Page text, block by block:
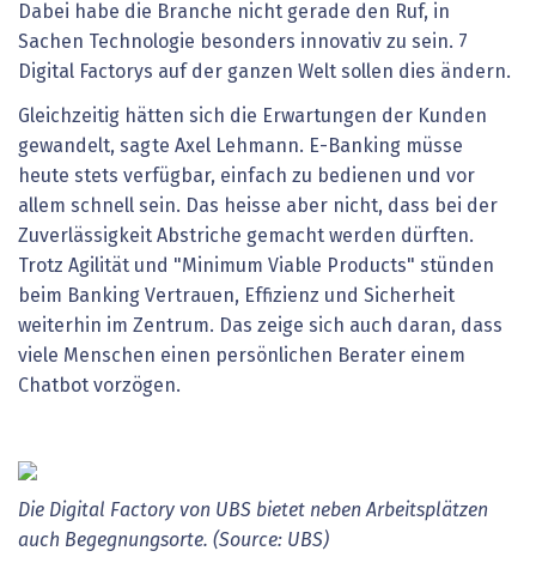
Dabei habe die Branche nicht gerade den Ruf, in
Sachen Technologie besonders innovativ zu sein. 7
Digital Factorys auf der ganzen Welt sollen dies ändern.
Gleichzeitig hätten sich die Erwartungen der Kunden
gewandelt, sagte Axel Lehmann. E-Banking müsse
heute stets verfügbar, einfach zu bedienen und vor
allem schnell sein. Das heisse aber nicht, dass bei der
Zuverlässigkeit Abstriche gemacht werden dürften.
Trotz Agilität und "Minimum Viable Products" stünden
beim Banking Vertrauen, Effizienz und Sicherheit
weiterhin im Zentrum. Das zeige sich auch daran, dass
viele Menschen einen persönlichen Berater einem
Chatbot vorzögen.
Die Digital Factory von UBS bietet neben Arbeitsplätzen
auch Begegnungsorte. (Source: UBS)